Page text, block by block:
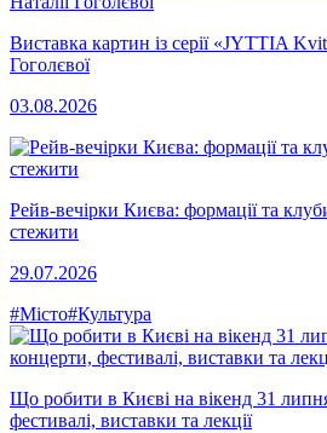
Виставка картин із серії «JYTTIA
Гоголєвої
03.08.2026
Рейв-вечірки Києва: формації та
стежити
29.07.2026
#Місто#Культура
Що робити в Києві на вікенд 31
фестивалі, виставки та лекції